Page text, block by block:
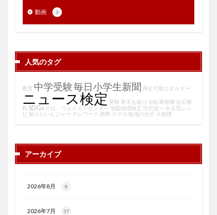
動画 3
人気のタグ
教育 中学受験毎日小学生新聞 再生可能エネルギー
ニュース検定 受験 青天を衝け 自転車保険 化石燃
料 SDGs ゼロ・ウェイストセンター 地図地理検定 渋沢栄一 やる気レシ
ピ 知りたいんジャー テレワーク 紙幣 スマホ 勉強の仕方 大相撲
アーカイブ
2026年8月 8
2026年7月 37